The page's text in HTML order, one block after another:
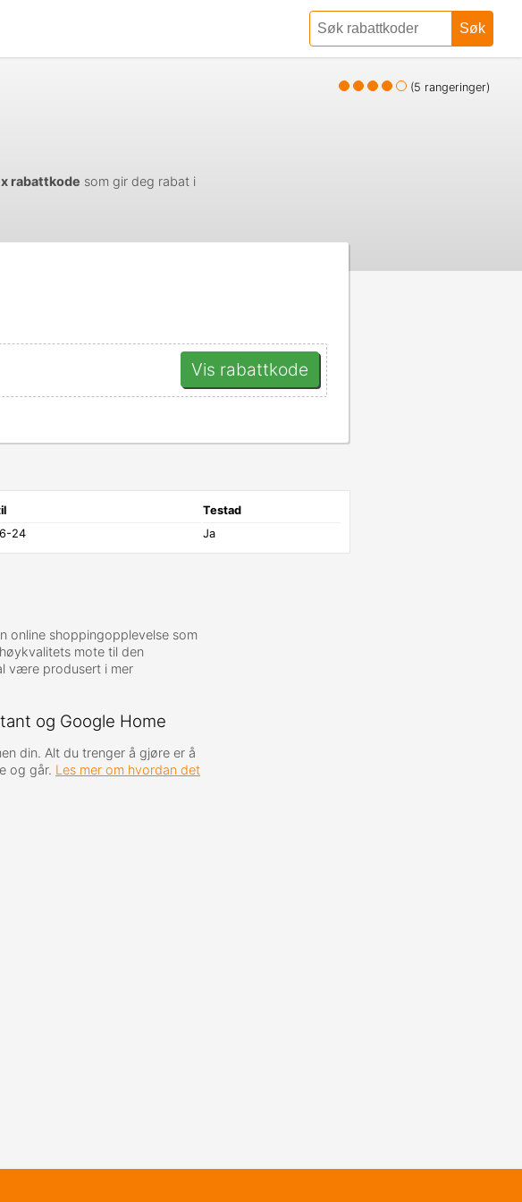
Søk
(5 rangeringer)
rabattkode som gir deg rabat i
Vis rabattkode
Testad
24 Ja
online shoppingopplevelse som
mote til den
være produsert i mer
og Google Home
din. Alt du trenger å gjøre er å
og går. Les mer om hvordan det